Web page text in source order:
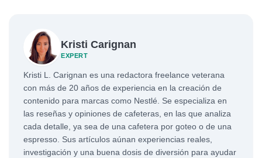
Kristi Carignan
EXPERT
Kristi L. Carignan es una redactora freelance veterana
con más de 20 años de experiencia en la creación de
contenido para marcas como Nestlé. Se especializa en
las reseñas y opiniones de cafeteras, en las que analiza
cada detalle, ya sea de una cafetera por goteo o de una
espresso. Sus artículos aúnan experiencias reales,
investigación y una buena dosis de diversión para ayudar